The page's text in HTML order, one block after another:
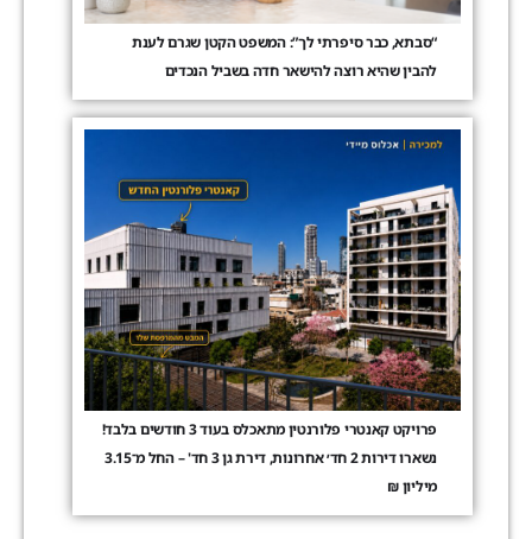
“סבתא, כבר סיפרתי לך”: המשפט הקטן שגרם לענת
להבין שהיא רוצה להישאר חדה בשביל הנכדים
פרויקט קאנטרי פלורנטין מתאכלס בעוד 3 חודשים בלבד!
נשארו דירות 2 חד׳ אחרונות, דירת גן 3 חד' – החל מ־3.15
מיליון ₪